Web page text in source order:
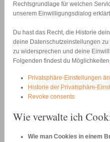
Rechtsgrundlage für welchen
unserem Einwilligungsdialog
Du hast das Recht, die Historie
deine Datenschutzeinstellungen
zu widersprechen und deine
Folgenden findest du
Privatsphäre-Einstellungen
Historie der Privatsphäre-
Revoke consents
Wie verwalte ich
Wie man Cookies in einem